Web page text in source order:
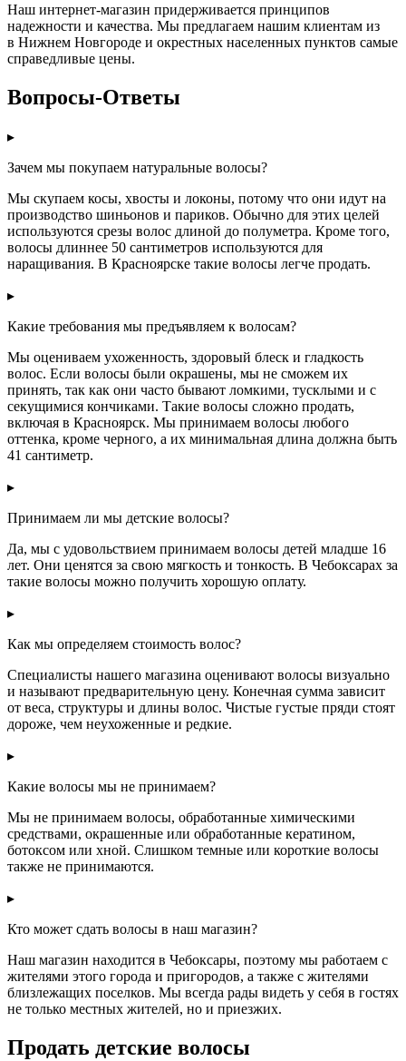
Наш интернет-магазин придерживается принципов
надежности и качества. Мы предлагаем нашим клиентам из
в Нижнем Новгороде и окрестных населенных пунктов самые
справедливые цены.
Вопросы-Ответы
▸
Зачем мы покупаем натуральные волосы?
Мы скупаем косы, хвосты и локоны, потому что они идут на
производство шиньонов и париков. Обычно для этих целей
используются срезы волос длиной до полуметра. Кроме того,
волосы длиннее 50 сантиметров используются для
наращивания. В Красноярске такие волосы легче продать.
▸
Какие требования мы предъявляем к волосам?
Мы оцениваем ухоженность, здоровый блеск и гладкость
волос. Если волосы были окрашены, мы не сможем их
принять, так как они часто бывают ломкими, тусклыми и с
секущимися кончиками. Такие волосы сложно продать,
включая в Красноярск. Мы принимаем волосы любого
оттенка, кроме черного, а их минимальная длина должна быть
41 сантиметр.
▸
Принимаем ли мы детские волосы?
Да, мы с удовольствием принимаем волосы детей младше 16
лет. Они ценятся за свою мягкость и тонкость. В Чебоксарах за
такие волосы можно получить хорошую оплату.
▸
Как мы определяем стоимость волос?
Специалисты нашего магазина оценивают волосы визуально
и называют предварительную цену. Конечная сумма зависит
от веса, структуры и длины волос. Чистые густые пряди стоят
дороже, чем неухоженные и редкие.
▸
Какие волосы мы не принимаем?
Мы не принимаем волосы, обработанные химическими
средствами, окрашенные или обработанные кератином,
ботоксом или хной. Слишком темные или короткие волосы
также не принимаются.
▸
Кто может сдать волосы в наш магазин?
Наш магазин находится в Чебоксары, поэтому мы работаем с
жителями этого города и пригородов, а также с жителями
близлежащих поселков. Мы всегда рады видеть у себя в гостях
не только местных жителей, но и приезжих.
Продать детские волосы